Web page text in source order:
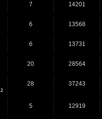
7 14201
6 13568
6 13731
20 28564
2
28 37243
5 12919